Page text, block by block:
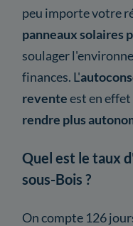
peu importe votre
panneaux solaires
soulager
finances. L'
reventeest en
rendre plus
Quel est le taux
sous-Bois ?
On compte 126